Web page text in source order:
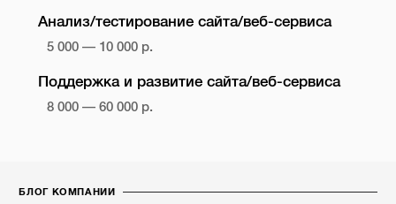
Анализ/тестирование сайта/веб-сервиса
5 000 — 10 000 р.
Поддержка и развитие сайта/веб-сервиса
8 000 — 60 000 р.
БЛОГ КОМПАНИИ